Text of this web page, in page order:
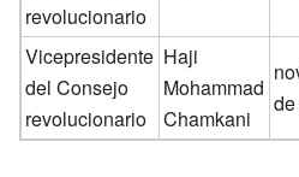
revolucionario
Vicepresidente
del Consejo
revolucionario
Haji
Mohammad
Chamkani